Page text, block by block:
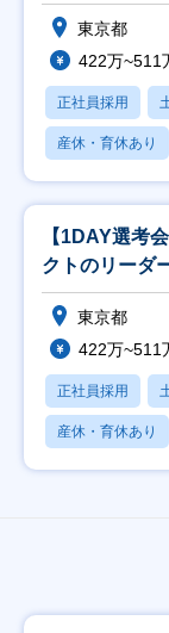
東京都
422万~511
正社員採用
産休・育休あり
【1DAY選考
クトのリーダ
東京都
422万~511
正社員採用
産休・育休あり